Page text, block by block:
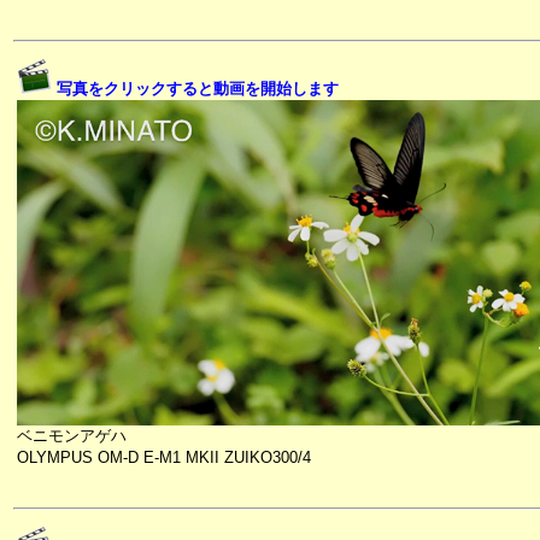
写真をクリックすると動画を開始します
ベニモンアゲハ
OLYMPUS OM-D E-M1 MKII ZUIKO300/4